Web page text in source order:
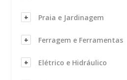
Praia e Jardinagem
Ferragem e Ferramentas
Elétrico e Hidráulico